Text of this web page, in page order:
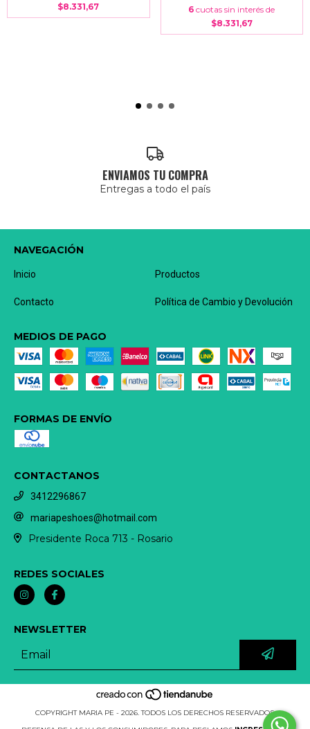
$8.331,67
6 cuotas sin interés de
$8.331,67
ENVIAMOS TU COMPRA
Entregas a todo el país
NAVEGACIÓN
Inicio Productos
Contacto Política de Cambio y Devolución
MEDIOS DE PAGO
FORMAS DE ENVÍO
CONTACTANOS
3412296867
mariapeshoes@hotmail.com
Presidente Roca 713 - Rosario
REDES SOCIALES
NEWSLETTER
COPYRIGHT MARIA PE - 2026. TODOS LOS DERECHOS RESERVADOS.